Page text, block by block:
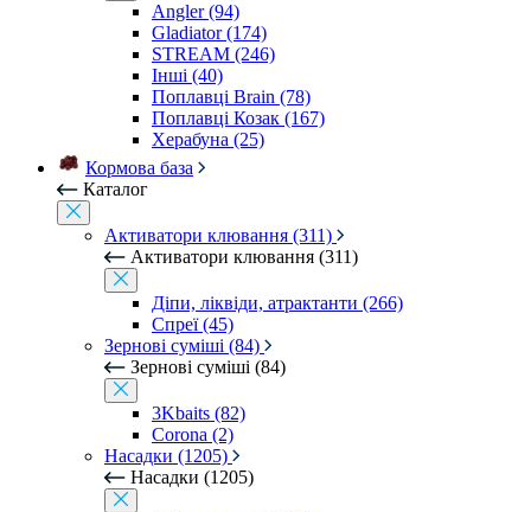
Angler (94)
Gladiator (174)
STREAM (246)
Інші (40)
Поплавці Brain (78)
Поплавці Козак (167)
Херабуна (25)
Кормова база
Каталог
Активатори клювання (311)
Активатори клювання (311)
Діпи, ліквіди, атрактанти (266)
Спреї (45)
Зернові суміші (84)
Зернові суміші (84)
3Kbaits (82)
Corona (2)
Насадки (1205)
Насадки (1205)